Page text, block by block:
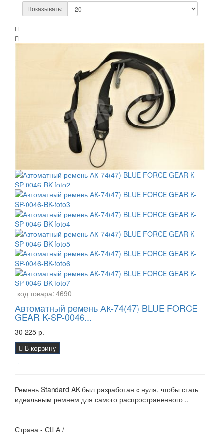
Показывать:
код товара: 4690
Автоматный ремень АК-74(47) BLUE FORCE
GEAR K-SP-0046...
30 225 р.
В корзину
Ремень Standard AK был разработан с нуля, чтобы стать
идеальным ремнем для самого распространенного ..
Страна - США /